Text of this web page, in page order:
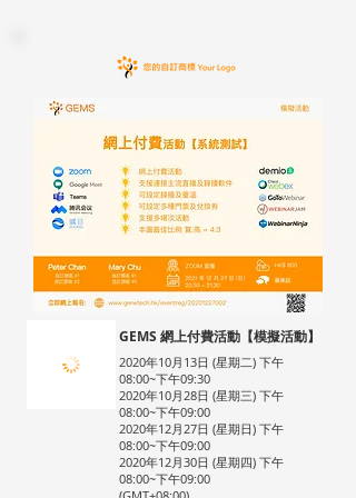
GEMS 網上付費活動【模擬活動】
2020年10月13日 (星期二) 下午
08:00~下午09:30
2020年10月28日 (星期三) 下午
08:00~下午09:00
2020年12月27日 (星期日) 下午
08:00~下午09:00
2020年12月30日 (星期四) 下午
08:00~下午09:00